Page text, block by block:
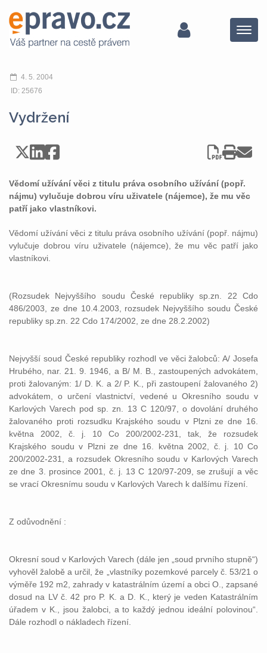
Menu
4. 5. 2004
ID: 25676
Vydržení
Vědomí užívání věci z titulu práva osobního užívání (popř.
nájmu) vylučuje dobrou víru uživatele (nájemce), že mu věc
patří jako vlastníkovi.
Vědomí užívání věci z titulu práva osobního užívání (popř. nájmu)
vylučuje dobrou víru uživatele (nájemce), že mu věc patří jako
vlastníkovi.
(Rozsudek Nejvyššího soudu České republiky sp.zn. 22 Cdo
486/2003, ze dne 10.4.2003, rozsudek Nejvyššího soudu České
republiky sp.zn. 22 Cdo 174/2002, ze dne 28.2.2002)
Nejvyšší soud České republiky rozhodl ve věci žalobců: A/ Josefa
Hrubého, nar. 21. 9. 1946, a B/ M. B., zastoupených advokátem,
proti žalovaným: 1/ D. K. a 2/ P. K., při zastoupení žalovaného 2)
advokátem, o určení vlastnictví, vedené u Okresního soudu v
Karlových Varech pod sp. zn. 13 C 120/97, o dovolání druhého
žalovaného proti rozsudku Krajského soudu v Plzni ze dne 16.
května 2002, č. j. 10 Co 200/2002-231, tak, že rozsudek
Krajského soudu v Plzni ze dne 16. května 2002, č. j. 10 Co
200/2002-231, a rozsudek Okresního soudu v Karlových Varech
ze dne 3. prosince 2001, č. j. 13 C 120/97-209, se zrušují a věc
se vrací Okresnímu soudu v Karlových Varech k dalšímu řízení.
Z odůvodnění :
Okresní soud v Karlových Varech (dále jen „soud prvního stupně“)
vyhověl žalobě a určil, že „vlastníky pozemkové parcely č. 53/21 o
výměře 192 m2, zahrady v katastrálním území a obci O., zapsané
dosud na LV č. 42 pro P. K. a D. K., který je veden Katastrálním
úřadem v K., jsou žalobci, a to každý jednou ideální polovinou“.
Dále rozhodl o nákladech řízení.